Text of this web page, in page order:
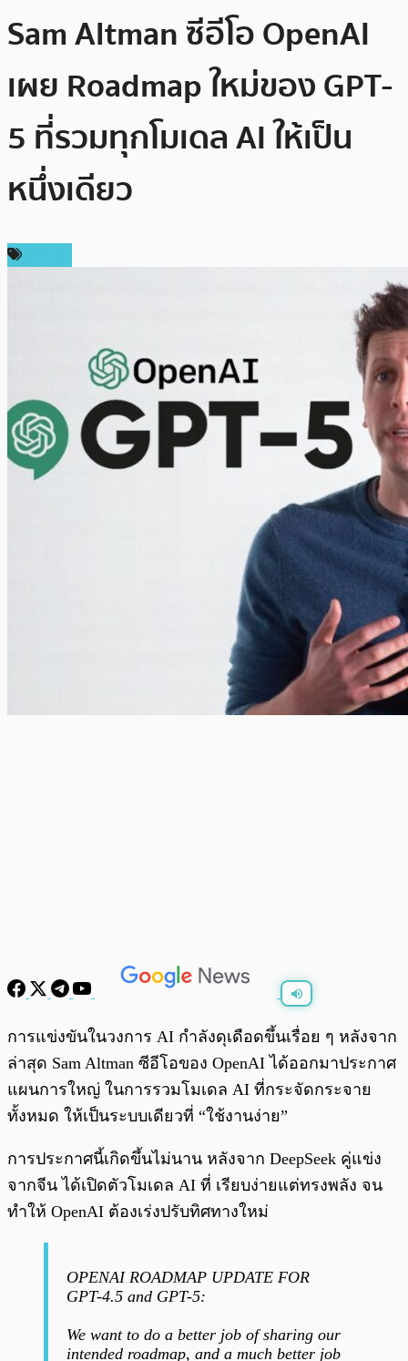
Sam Altman ซีอีโอ OpenAI
เผย Roadmap ใหม่ของ GPT-
5 ที่รวมทุกโมเดล AI ให้เป็น
หนึ่งเดียว
พร้อมเล่น 0:00
การแข่งขันในวงการ AI กำลังดุเดือดขึ้นเรื่อย ๆ หลังจาก
ล่าสุด Sam Altman ซีอีโอของ OpenAI ได้ออกมาประกาศ
แผนการใหญ่ ในการรวมโมเดล AI ที่กระจัดกระจาย
ทั้งหมด ให้เป็นระบบเดียวที่ “ใช้งานง่าย”
การประกาศนี้เกิดขึ้นไม่นาน หลังจาก DeepSeek คู่แข่ง
จากจีน ได้เปิดตัวโมเดล AI ที่ เรียบง่ายแต่ทรงพลัง จน
ทำให้ OpenAI ต้องเร่งปรับทิศทางใหม่
OPENAI ROADMAP UPDATE FOR
GPT-4.5 and GPT-5:
We want to do a better job of sharing our
intended roadmap, and a much better job